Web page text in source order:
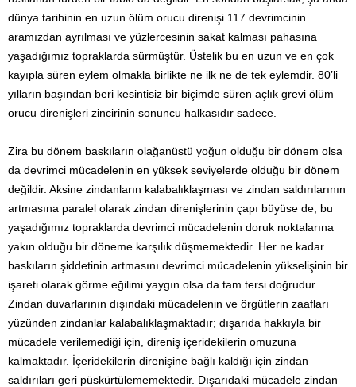
dünya tarihinin en uzun ölüm orucu direnişi 117 devrimcinin
aramızdan ayrılması ve yüzlercesinin sakat kalması pahasına
yaşadığımız topraklarda sürmüştür. Üstelik bu en uzun ve en çok
kayıpla süren eylem olmakla birlikte ne ilk ne de tek eylemdir. 80’li
yılların başından beri kesintisiz bir biçimde süren açlık grevi ölüm
orucu direnişleri zincirinin sonuncu halkası­dır sadece.
Zira bu dönem baskıların olağanüstü yoğun olduğu bir dönem olsa
da devrimci mücadelenin en yüksek seviyelerde olduğu bir dönem
değildir. Aksine zindanların kalabalıklaşması ve zindan saldırılarının
artmasına paralel olarak zindan direnişlerinin çapı büyüse de, bu
yaşadığımız topraklarda devrimci mücadelenin doruk nokta­larına
yakın olduğu bir döneme karşılık düşmemektedir. Her ne kadar
baskıların şiddetinin artmasını devrimci mücadelenin yükselişinin bir
işareti olarak görme eğilimi yaygın olsa da tam tersi doğrudur.
Zindan duvarlarının dışındaki müca­de­le­nin ve örgütlerin zaafları
yüzün­den zindanlar kalabalıklaşmak­tadır; dışarıda hakkıyla bir
mücadele verilemediği için, direniş içerideki­lerin omuzuna
kalmaktadır. İçeri­dekilerin direnişine bağlı kaldığı için zindan
saldırıları geri püskürtüle­me­mektedir. Dışarıdaki mücadele zindan